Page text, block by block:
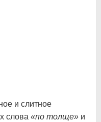
и слитное
слова «по толще» и